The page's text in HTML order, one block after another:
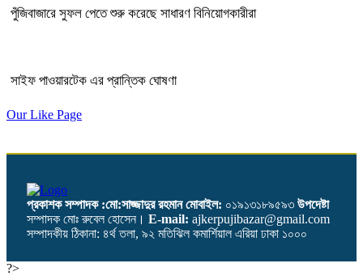
পুঁজিবাজারে সুফল পেতে শুরু করেছে সাধারণ বিনিয়োগকারীরা
সাইফ পাওয়ারটেক এর প্রান্তিক ঘোষণা
Our Like Page
প্রকাশক সম্পাদক :মো:সাজ্জাদুর রহমান মোবাইল: ০১৯১৩১৮৯৫৯৩ উপদেষ্টা
সম্পাদক মোঃ রুবেল হোসেন। E-mail: ajkerpujibazar@gmail.com
সম্পাদকীয় ঠিকানা: ৪র্থ তলা, ৯২ মতিঝিল কমার্শিয়াল এরিয়া ঢাকা ১০০০
?>